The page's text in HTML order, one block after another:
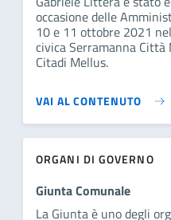
occasione delle
10 e 11 ottobre 2021
civica Serramanna Città
Citadi Mellus.
VAI AL CONTENUTO
ORGANI DI GOVERNO
Giunta Comunale
La Giunta è uno degli